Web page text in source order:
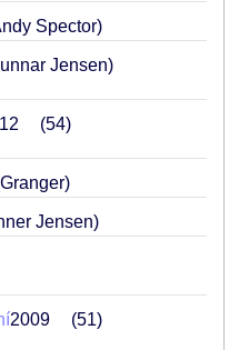
Spector)
Jensen)
54
Jensen)
2009
51